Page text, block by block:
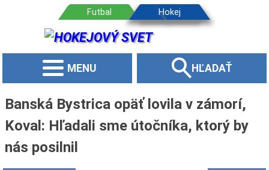
MENU HĽADAŤ
Banská Bystrica opäť lovila v zámorí,
Koval: Hľadali sme útočníka, ktorý by
nás posilnil